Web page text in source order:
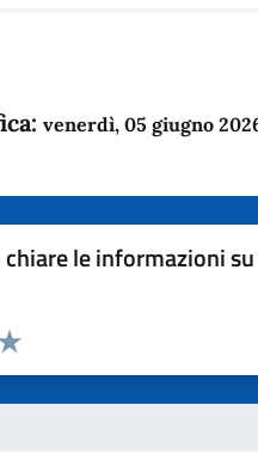
venerdì, 05 giugno
le informazioni
la pagina
5 stelle su 5
4 stelle su 5
su 5
su 5
5